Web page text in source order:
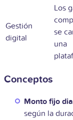
Gestión
digital
Los
se
una
Conceptos
Monto fijo
según la